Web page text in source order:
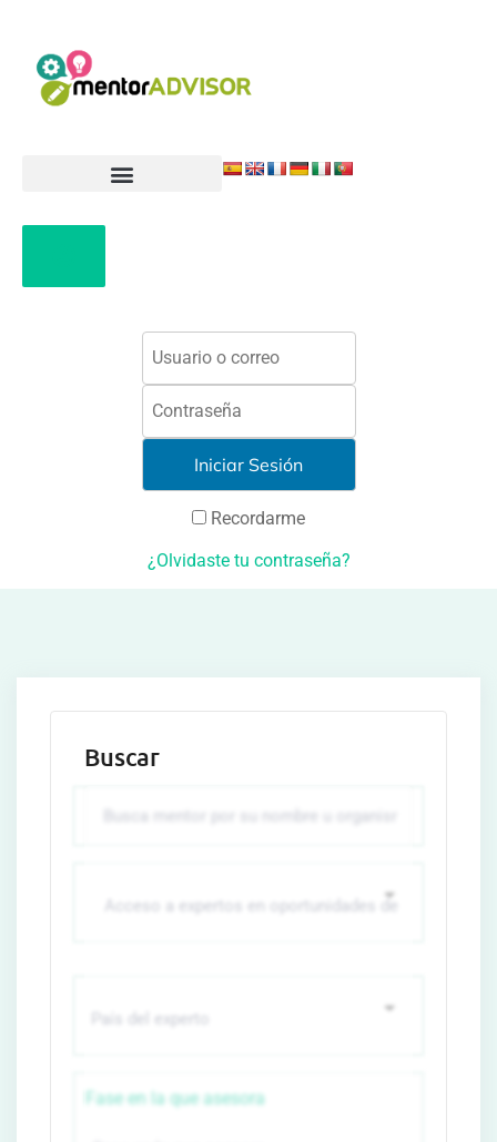
Recordarme
¿Olvidaste tu contraseña?
Buscar
Fase en la que asesora